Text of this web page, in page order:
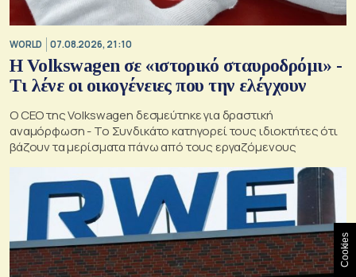
WORLD 07.08.2026, 21:10
Η Volkswagen σε «ιστορικό σταυροδρόμι» -
Τι λένε οι οικογένειες που την ελέγχουν
Ο CEO της Volkswagen δεσμεύτηκε για δραστική
αναμόρφωση - Το Συνδικάτο κατηγορεί τους ιδιοκτήτες ότι
βάζουν τα μερίσματα πάνω από τους εργαζόμενους
Cookies